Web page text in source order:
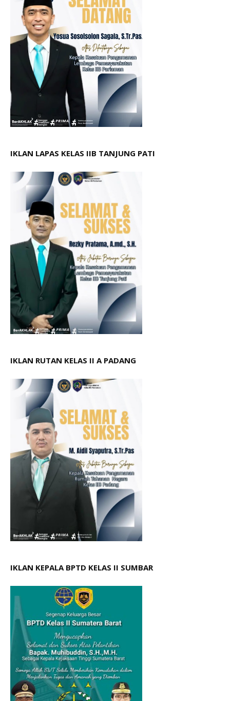
IKLAN LAPAS KELAS IIB TANJUNG PATI
IKLAN RUTAN KELAS II A PADANG
IKLAN KEPALA BPTD KELAS II SUMBAR